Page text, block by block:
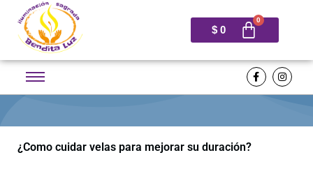
$ 0
F
a
o
I
n
r
¿Como cuidar velas para mejorar su duración?